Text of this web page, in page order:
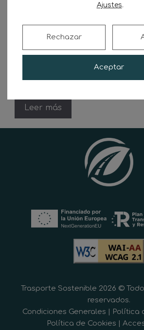
para calcular peajes en
requiere saber la mejor ruta,
Existen varias calculadoras de
que permiten a conductores
profesionales conocer el coste
Leer más
Trasporte Sostenible 2026 ©
reservados.
Condiciones Generales
Política
Política de Cookies
Ajustes.
Aceptar
Rechazar